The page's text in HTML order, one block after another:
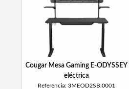
Cougar Mesa Gaming E-ODYSSEY
eléctrica
Referencia: 3MEOD2SB.0001